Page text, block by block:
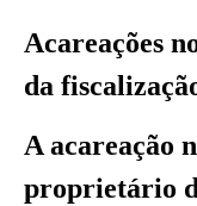
Acareações
da
A acareação
proprietário